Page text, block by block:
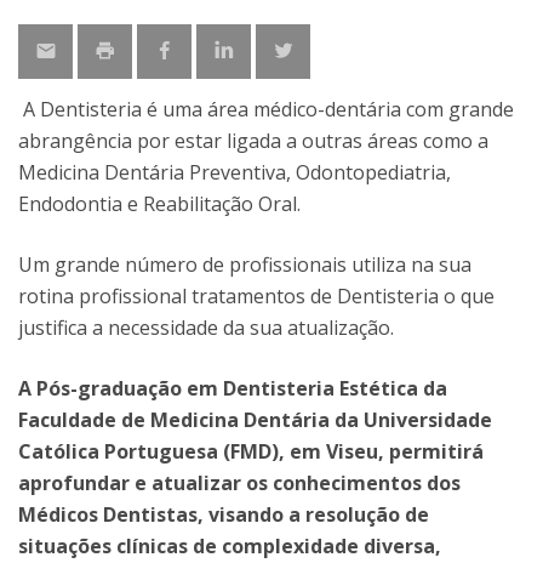
A Dentisteria é uma área médico-dentária com grande
abrangência por estar ligada a outras áreas como a
Medicina Dentária Preventiva, Odontopediatria,
Endodontia e Reabilitação Oral.
Um grande número de profissionais utiliza na sua
rotina profissional tratamentos de Dentisteria o que
justifica a necessidade da sua atualização.
A Pós-graduação em Dentisteria Estética da
Faculdade de Medicina Dentária da Universidade
Católica Portuguesa (FMD), em Viseu, permitirá
aprofundar e atualizar os conhecimentos dos
Médicos Dentistas, visando a resolução de
situações clínicas de complexidade diversa,